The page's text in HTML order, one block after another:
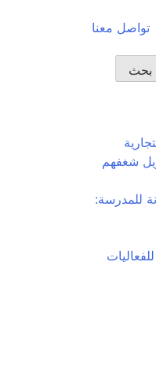
تواصل معنا
شغفهم
للمدرسة: